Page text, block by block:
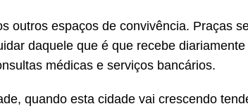
outros espaços de convivência. Praças
daquele que é que recebe
médicas e serviços bancários.
quando esta cidade vai crescendo